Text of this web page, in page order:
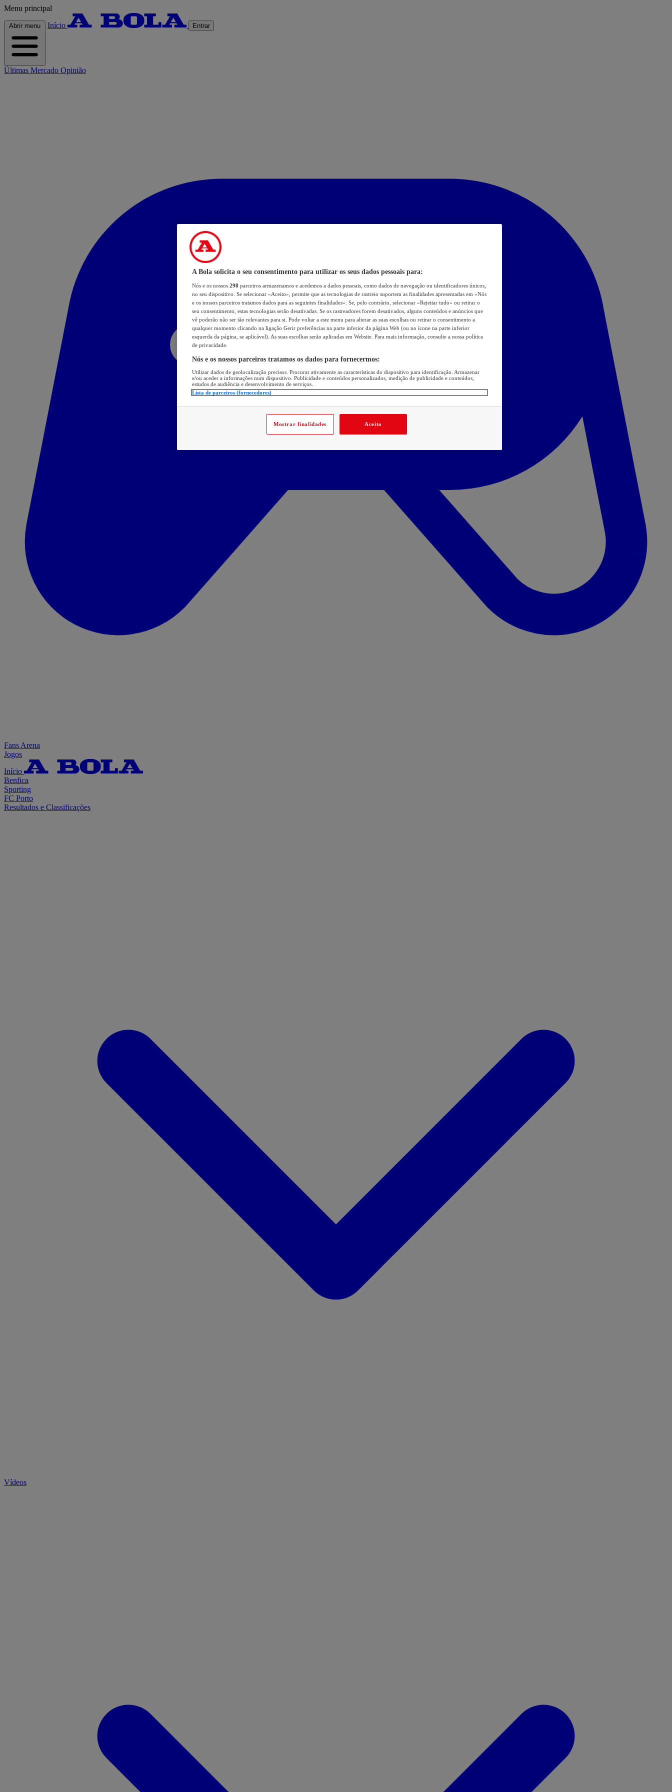
Menu principal
Abrir menu Início Entrar
Últimas Mercado Opinião
Fans Arena
Jogos
Início
Benfica
Sporting
FC Porto
Resultados e Classificações
Vídeos
A Bola solicita o seu consentimento para utilizar os seus dados pessoais para:
Nós e os nossos 298 parceiros armazenamos e acedemos a dados pessoais, como dados de navegação ou identificadores únicos,
no seu dispositivo. Se selecionar «Aceito», permite que as tecnologias de rastreio suportem as finalidades apresentadas em «Nós
e os nossos parceiros tratamos dados para as seguintes finalidades». Se, pelo contrário, selecionar «Rejeitar tudo» ou retirar o
seu consentimento, estas tecnologias serão desativadas. Se os rastreadores forem desativados, alguns conteúdos e anúncios que
vê poderão não ser tão relevantes para si. Pode voltar a este menu para alterar as suas escolhas ou retirar o consentimento a
qualquer momento clicando na ligação Gerir preferências na parte inferior da página Web (ou no ícone na parte inferior
esquerda da página, se aplicável). As suas escolhas serão aplicadas em Website. Para mais informação, consulte a nossa política
de privacidade.
Nós e os nossos parceiros tratamos os dados para fornecermos:
Utilizar dados de geolocalização precisos. Procurar ativamente as características do dispositivo para identificação. Armazenar
e/ou aceder a informações num dispositivo. Publicidade e conteúdos personalizados, medição de publicidade e conteúdos,
estudos de audiência e desenvolvimento de serviços.
Lista de parceiros (fornecedores)
Mostrar finalidades Aceito